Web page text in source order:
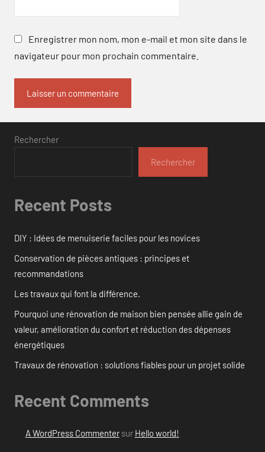
Enregistrer mon nom, mon e-mail et mon site dans le
navigateur pour mon prochain commentaire.
Rechercher
Rechercher
Recent Posts
DIY : Idées de menuiserie faciles pour les novices
Conservation de pièces antiques : principes et
recommandations
Les travaux qui font la différence.
Pourquoi une rénovation de maison bien pensée allie gain de
valeur, amélioration du confort et réduction des dépenses
énergétiques
Travaux de rénovation : solutions fiables pour un projet solide
Recent Comments
A WordPress Commentersur Hello world!